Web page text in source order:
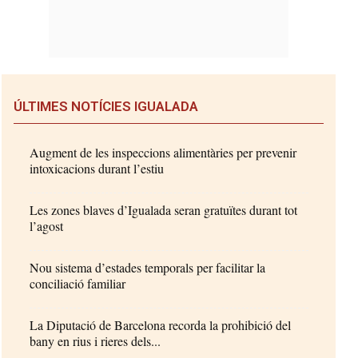
ÚLTIMES NOTÍCIES IGUALADA
Augment de les inspeccions alimentàries per prevenir
intoxicacions durant l’estiu
Les zones blaves d’Igualada seran gratuïtes durant tot
l’agost
Nou sistema d’estades temporals per facilitar la
conciliació familiar
La Diputació de Barcelona recorda la prohibició del
bany en rius i rieres dels...